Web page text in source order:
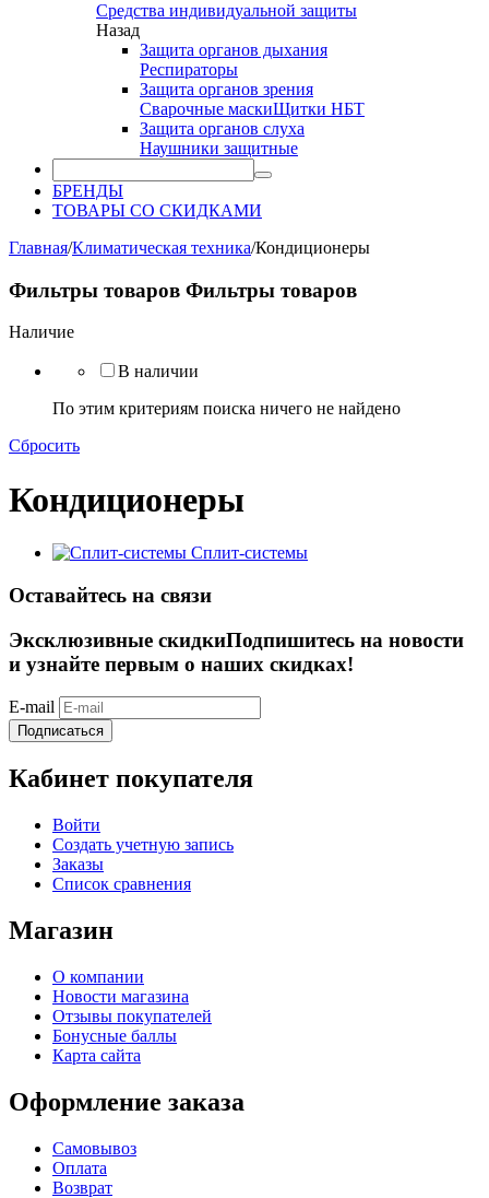
Средства индивидуальной защиты
Назад
Защита органов дыхания
Респираторы
Защита органов зрения
Сварочные маскиЩитки НБТ
Защита органов слуха
Наушники защитные
БРЕНДЫ
ТОВАРЫ СО СКИДКАМИ
Главная/Климатическая техника/Кондиционеры
Фильтры товаров Фильтры товаров
Наличие
В наличии
По этим критериям поиска ничего не найдено
Сбросить
Кондиционеры
Сплит-системы
Оставайтесь на связи
Эксклюзивные скидкиПодпишитесь на новости
и узнайте первым о наших скидках!
E-mail
Подписаться
Кабинет покупателя
Войти
Создать учетную запись
Заказы
Список сравнения
Магазин
О компании
Новости магазина
Отзывы покупателей
Бонусные баллы
Карта сайта
Оформление заказа
Самовывоз
Оплата
Возврат